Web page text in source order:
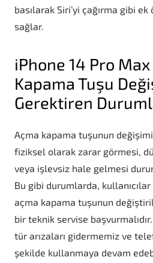
basılarak Siri’yi çağırma gibi
sağlar.
iPhone 14 Pro
Kapama Tuşu
Gerektiren
Açma kapama tuşunun
fiziksel olarak zarar görmesi,
veya işlevsiz hale gelmesi
Bu gibi durumlarda,
açma kapama tuşunun
bir teknik servise
tür arızaları gidermemiz ve
şekilde kullanmaya devam